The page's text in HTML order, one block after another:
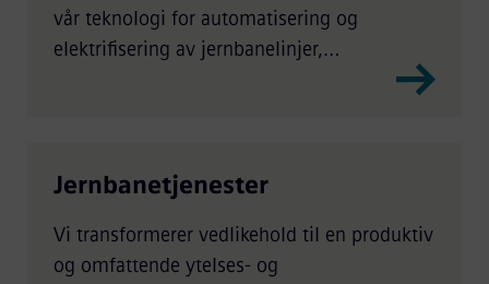
vår teknologi for automatisering og
elektrifisering av jernbanelinjer,
Jernbanetjenester
Vi transformerer vedlikehold til en produktiv
og omfattende ytelses- og